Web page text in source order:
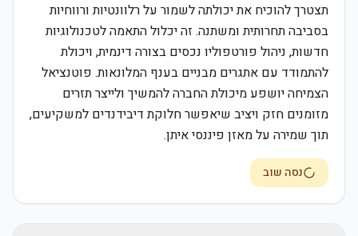
תצטרך להוכיח את יכולתה לשמור על רלוונטיות ורווחיות
בסביבה תחרותית ומשתנה. זה יכלול התאמה לטכנולוגיות
חדשות, ניהול פורטפוליו נכסים בצורה דינמית, ויכולת
להתמודד עם אתגרים מבניים בענף המלונאות. פוטנציאל
הצמיחה יושפע מיכולת החברה להמשיך ולייצר תזרים
מזומנים חזק ויציב שיאפשר חלוקת דיבידנדים למשקיעים,
תוך שמירה על מאזן פיננסי איתן.
נסה שוב